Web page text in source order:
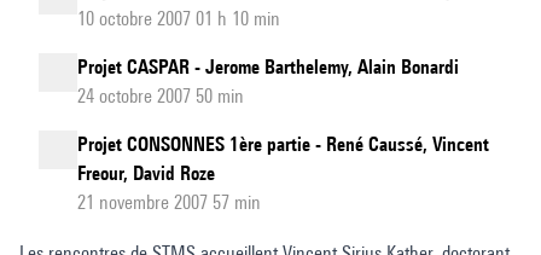
10 octobre 2007 01 h 10 min
Projet CASPAR - Jerome Barthelemy, Alain Bonardi
24 octobre 2007 50 min
Projet CONSONNES 1ère partie - René Caussé, Vincent
Freour, David Roze
21 novembre 2007 57 min